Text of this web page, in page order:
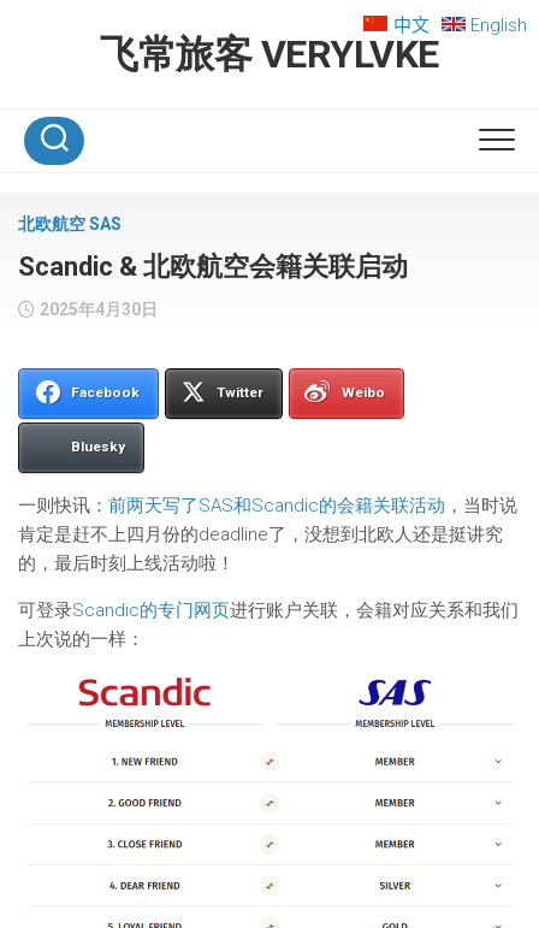
飞常旅客 VERYLVKE
中文 English
北欧航空 SAS
Scandic & 北欧航空会籍关联启动
2025年4月30日
Facebook Twitter Weibo
Bluesky
一则快讯： 前两天写了SAS和Scandic的会籍关联活动 ，当时说
肯定是赶不上四月份的deadline了，没想到北欧人还是挺讲究
的，最后时刻上线活动啦！
可登录Scandic的专门网页进行账户关联，会籍对应关系和我们
上次说的一样：